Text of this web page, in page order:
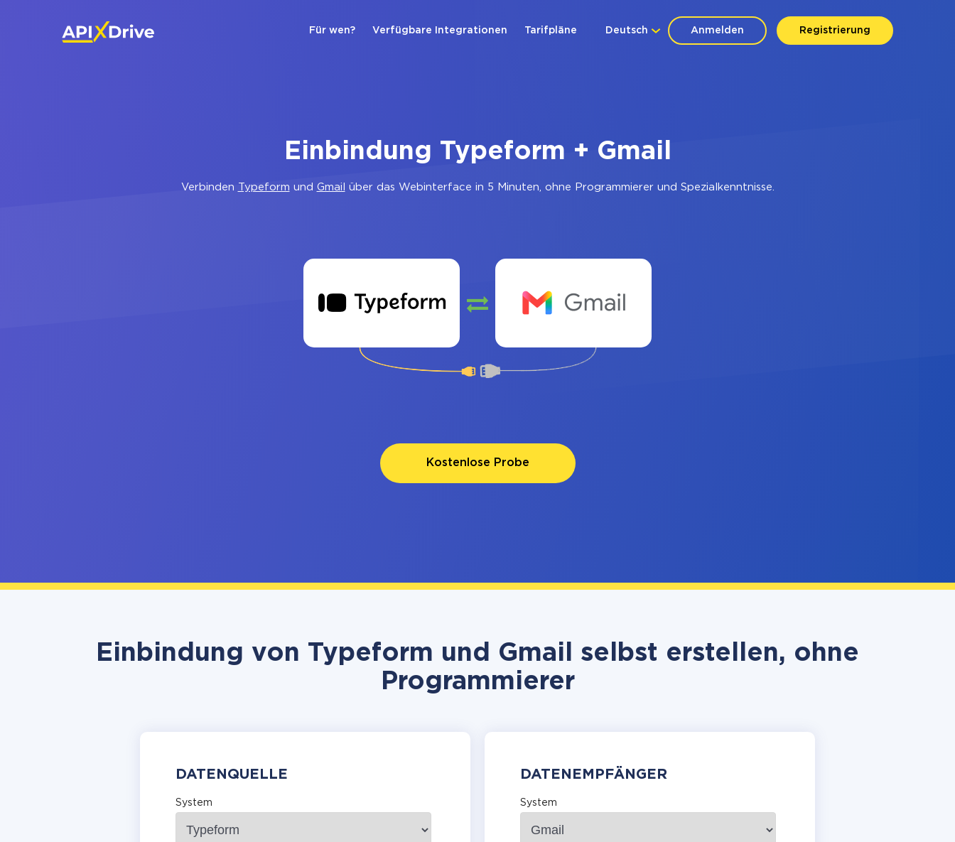
Anmelden Registrierung
Deutsch
Für wen? Verfügbare Integrationen Tarifpläne
Einbindung Typeform + Gmail
Verbinden Typeform und Gmail über das Webinterface in 5 Minuten, ohne Programmierer und Spezialkenntnisse.
Kostenlose Probe
Einbindung von Typeform und Gmail selbst erstellen, ohne
Programmierer
DATENQUELLE
System
DATENEMPFÄNGER
System